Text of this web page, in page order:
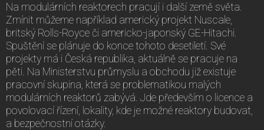
Na modulárních reaktorech pracují i další země světa.
Zmínit můžeme například americký projekt Nuscale,
britský Rolls-Royce či americko-japonský GE-Hitachi.
Spuštění se plánuje do konce tohoto desetiletí. Své
projekty má i Česká republika, aktuálně se pracuje na
pěti. Na Ministerstvu průmyslu a obchodu již existuje
pracovní skupina, která se problematikou malých
modulárních reaktorů zabývá. Jde především o licence a
povolovací řízení, lokality, kde je možné reaktory budovat,
a bezpečnostní otázky.